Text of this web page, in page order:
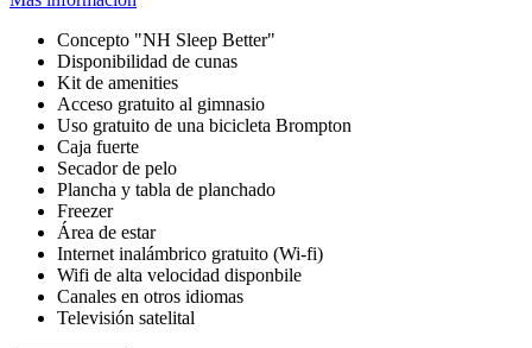
Concepto "NH Sleep Better"
Disponibilidad de cunas
Kit de amenities
Acceso gratuito al gimnasio
Uso gratuito de una bicicleta Brompton
Caja fuerte
Secador de pelo
Plancha y tabla de planchado
Freezer
Área de estar
Internet inalámbrico gratuito (Wi-fi)
Wifi de alta velocidad disponbile
Canales en otros idiomas
Televisión satelital